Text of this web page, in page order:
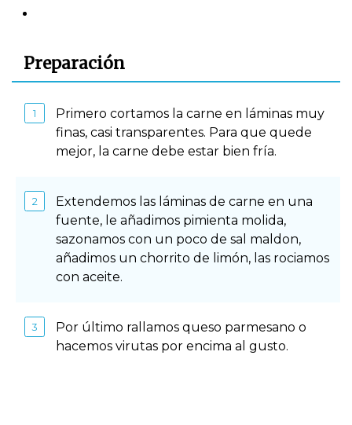
Preparación
Primero cortamos la carne en láminas muy
finas, casi transparentes. Para que quede
mejor, la carne debe estar bien frí­a.
Extendemos las láminas de carne en una
fuente, le añadimos pimienta molida,
sazonamos con un poco de sal maldon,
añadimos un chorrito de limón, las rociamos
con aceite.
Por último rallamos queso parmesano o
hacemos virutas por encima al gusto.